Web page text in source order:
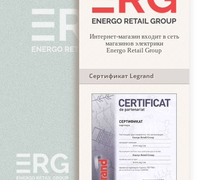
Интернет-магазин входит в сеть
магазинов электрики
Energo Retail Group
Сертификат Legrand